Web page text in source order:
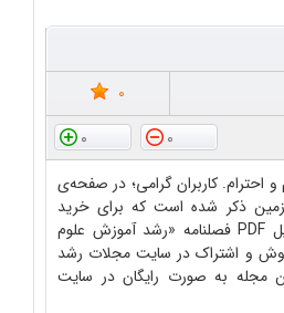
0
0
0
و احترام. کاربران گرامی؛ در صفحه‌ی
ذکر شده است که برای خرید
نسخه کاغذی یا فایل PDF فصلنامه «رشد آموزش علوم
و اشتراک در سایت مجلات رشد
مجله به صورت رایگان در سایت